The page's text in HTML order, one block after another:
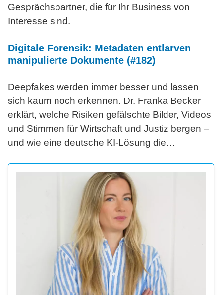
Gesprächspartner, die für Ihr Business von
Interesse sind.
Digitale Forensik: Metadaten entlarven
manipulierte Dokumente (#182)
Deepfakes werden immer besser und lassen
sich kaum noch erkennen. Dr. Franka Becker
erklärt, welche Risiken gefälschte Bilder, Videos
und Stimmen für Wirtschaft und Justiz bergen –
und wie eine deutsche KI-Lösung die